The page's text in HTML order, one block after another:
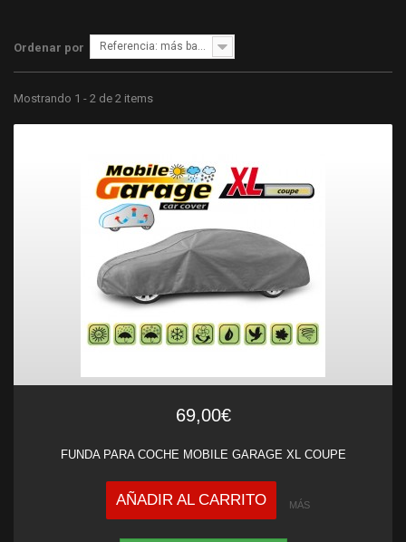
Ordenar por Referencia: más bajo primero
Mostrando 1 - 2 de 2 items
69,00€
FUNDA PARA COCHE MOBILE GARAGE XL COUPE
AÑADIR AL CARRITO MÁS